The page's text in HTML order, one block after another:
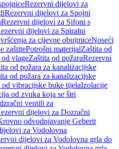
Rezervni dijelovi za
Rezervni dijelovi za Spojni
Rezervni dijelovi za Sifoni s
dijelovi za Spiralni
za cijevne obujmiceNoseći
zaštitePotrošni materijalZaštita od
vlageZaštita od požaraRezervni
od požara za kanalizacijske
od požara za kanalizacijske
vibracijske buke tijelaIzolacije
od zvuka koja se širi
ventili za
dijelovi za Dozračni
odvodnjavanje Geberit
za Vodolovna
dijelovi za Vodolovna grla do